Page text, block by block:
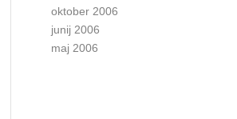
oktober 2006
junij 2006
maj 2006